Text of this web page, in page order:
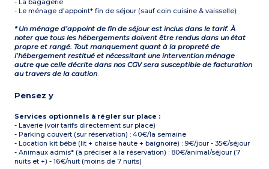
- La bagagerie
- Le ménage d'appoint* fin de séjour (sauf coin cuisine & vaisselle)
* Un ménage d’appoint de fin de séjour est inclus dans le tarif. À
noter que tous les hébergements doivent être rendus dans un état
propre et rangé. Tout manquement quant à la propreté de
l’hébergement restitué et nécessitant une intervention ménage
autre que celle décrite dans nos CGV sera susceptible de facturation
au travers de la caution.
Pensez y
Services optionnels à régler sur place :
- Laverie (voir tarifs directement sur place)
- Parking couvert (sur réservation) : 40€/la semaine
- Location kit bébé (lit + chaise haute + baignoire) : 9€/jour - 35€/séjour
- Animaux admis* (à préciser à la réservation) : 80€/animal/séjour (7
nuits et +) - 16€/nuit (moins de 7 nuits)